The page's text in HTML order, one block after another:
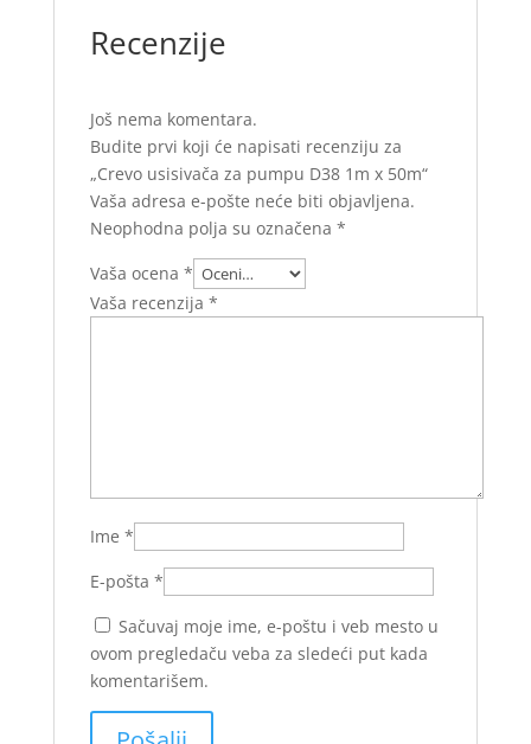
Recenzije
Još nema komentara.
Budite prvi koji će napisati recenziju za
„Crevo usisivača za pumpu D38 1m x 50m“
Vaša adresa e-pošte neće biti objavljena.
Neophodna polja su označena *
Vaša ocena *
Vaša recenzija *
Ime *
E-pošta *
Sačuvaj moje ime, e-poštu i veb mesto u
ovom pregledaču veba za sledeći put kada
komentarišem.